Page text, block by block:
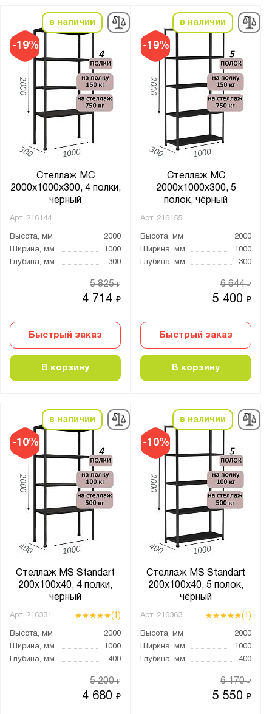
-19%
в наличии
Стеллаж МС
2000х1000х300, 4 полки,
чёрный
Арт. 216144
Высота, мм
2000
Ширина, мм
1000
Глубина, мм
300
4 714₽
5 825₽
Быстрый заказ
В корзину
-19%
в наличии
Стеллаж МС
2000х1000х300, 5
полок, чёрный
Арт. 216155
Высота, мм
2000
Ширина, мм
1000
Глубина, мм
300
5 400₽
6 644₽
Быстрый заказ
В корзину
-10%
в наличии
Стеллаж MS Standart
200х100х40, 4 полки,
чёрный
Арт. 216331 (1)
Высота, мм
2000
Ширина, мм
1000
Глубина, мм
400
4 680₽
5 200₽
-10%
в наличии
Стеллаж MS Standart
200х100х40, 5 полок,
чёрный
Арт. 216363 (1)
Высота, мм
2000
Ширина, мм
1000
Глубина, мм
400
5 550₽
6 170₽
Без настила
ДВП
МДФ
Металл
металлическая
оцинкованное
Толщина:
Количество ярусов:
1 + пол
2 + пол
3
3 + пол
6
7
Антрацитово-серый (RAL 7016)
Графитовый (RAL 7012)
Муар металлик (RAL 9005)
Оранжевый (RAL 2004)
Сигнальный синий (RAL 5005)
Синий (RAL 5010)